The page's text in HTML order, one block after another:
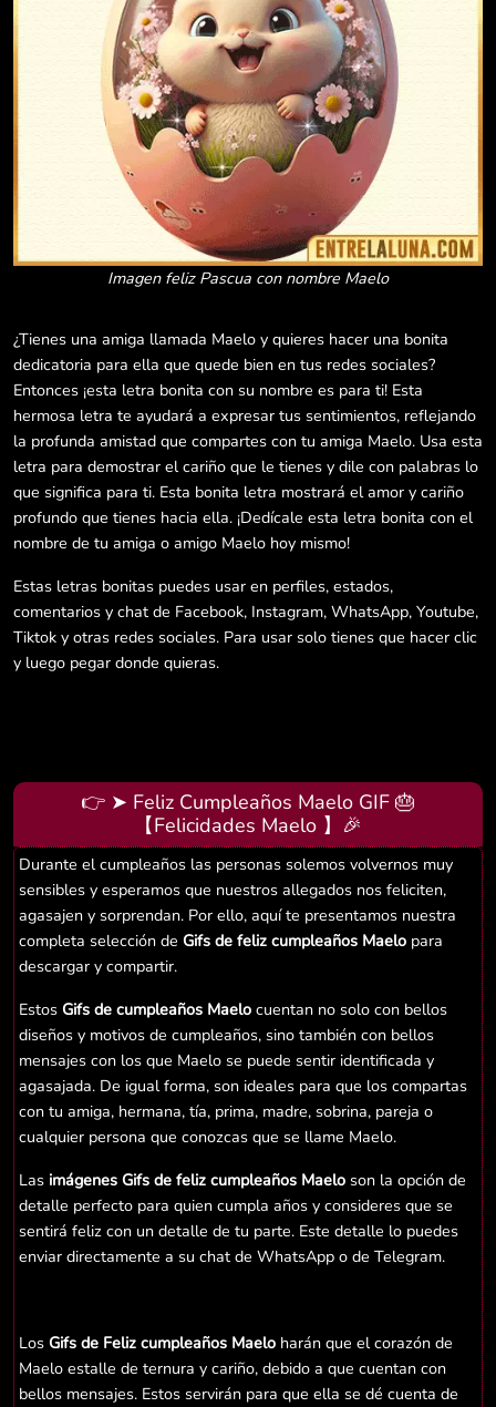
Imagen feliz Pascua con nombre Maelo
¿Tienes una amiga llamada Maelo y quieres hacer una bonita
dedicatoria para ella que quede bien en tus redes sociales?
Entonces ¡esta letra bonita con su nombre es para ti! Esta
hermosa letra te ayudará a expresar tus sentimientos, reflejando
la profunda amistad que compartes con tu amiga Maelo. Usa esta
letra para demostrar el cariño que le tienes y dile con palabras lo
que significa para ti. Esta bonita letra mostrará el amor y cariño
profundo que tienes hacia ella. ¡Dedícale esta letra bonita con el
nombre de tu amiga o amigo Maelo hoy mismo!
Estas letras bonitas puedes usar en perfiles, estados,
comentarios y chat de Facebook, Instagram, WhatsApp, Youtube,
Tiktok y otras redes sociales. Para usar solo tienes que hacer clic
y luego pegar donde quieras.
👉 ➤ Feliz Cumpleaños Maelo GIF 🎂
【Felicidades Maelo 】🎉
Durante el cumpleaños las personas solemos volvernos muy
sensibles y esperamos que nuestros allegados nos feliciten,
agasajen y sorprendan. Por ello, aquí te presentamos nuestra
completa selección de Gifs de feliz cumpleaños Maelo para
descargar y compartir.
Estos Gifs de cumpleaños Maelo cuentan no solo con bellos
diseños y motivos de cumpleaños, sino también con bellos
mensajes con los que Maelo se puede sentir identificada y
agasajada. De igual forma, son ideales para que los compartas
con tu amiga, hermana, tía, prima, madre, sobrina, pareja o
cualquier persona que conozcas que se llame Maelo.
Las imágenes Gifs de feliz cumpleaños Maelo son la opción de
detalle perfecto para quien cumpla años y consideres que se
sentirá feliz con un detalle de tu parte. Este detalle lo puedes
enviar directamente a su chat de WhatsApp o de Telegram.
Los Gifs de Feliz cumpleaños Maelo harán que el corazón de
Maelo estalle de ternura y cariño, debido a que cuentan con
bellos mensajes. Estos servirán para que ella se dé cuenta de